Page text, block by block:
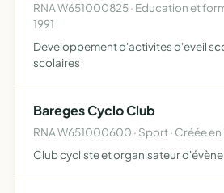
RNA W651000825 · Education et
1991
Developpement d'activites d'eveil
scolaires
Bareges Cyclo Club
RNA W651000600 · Sport · Créée
Club cycliste et organisateur